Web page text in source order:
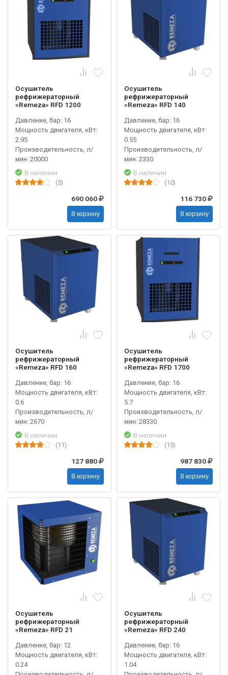
Осушитель
рефрижераторный
«Remeza» RFD 1200
Давление, бар: 16
Мощность двигателя, кВт:
2.95
Производительность, л/
мин: 20000
В наличии
(3)
690 060
В корзину
Осушитель
рефрижераторный
«Remeza» RFD 140
Давление, бар: 16
Мощность двигателя, кВт:
0.55
Производительность, л/
мин: 2330
В наличии
(10)
116 730
В корзину
Осушитель
рефрижераторный
«Remeza» RFD 160
Давление, бар: 16
Мощность двигателя, кВт:
0.6
Производительность, л/
мин: 2670
В наличии
(11)
127 880
В корзину
Осушитель
рефрижераторный
«Remeza» RFD 1700
Давление, бар: 16
Мощность двигателя, кВт:
5.7
Производительность, л/
мин: 28330
В наличии
(15)
987 830
В корзину
Осушитель
рефрижераторный
«Remeza» RFD 21
Давление, бар: 12
Мощность двигателя, кВт:
0.24
Осушитель
рефрижераторный
«Remeza» RFD 240
Давление, бар: 16
Мощность двигателя, кВт:
1.04